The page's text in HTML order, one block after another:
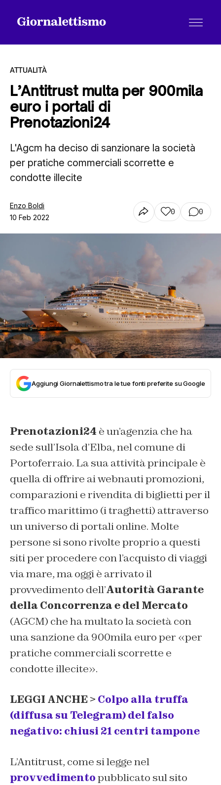
Tutti gli articoli
Chi siamo
ATTUALITÀ
L’Antitrust multa per 900mila
euro i portali di
Prenotazioni24
L'Agcm ha deciso di sanzionare la società
per pratiche commerciali scorrette e
condotte illecite
Enzo Boldi
10 Feb 2022
0 0
Aggiungi Giornalettismo tra le tue fonti preferite su Google
Prenotazioni24 è un’agenzia che ha
sede sull’Isola d’Elba, nel comune di
Portoferraio. La sua attività principale è
quella di offrire aiwebnautipromozioni,
comparazioni e rivendita di biglietti per il
traffico marittimo (i traghetti) attraverso
un universo di portali online. Molte
persone si sono rivolte proprio a questi
siti per procedere con l’acquisto di viaggi
via mare, ma oggi è arrivato il
provvedimento dell’Autorità Garante
della Concorrenza e del Mercato
(AGCM) che ha multato la società con
una sanzione da 900mila euro per «per
pratiche commerciali scorrette e
condotte illecite».
LEGGI ANCHE > Colpo alla truffa
(diffusa su Telegram) del falso
negativo: chiusi 21 centri tampone
L’Antitrust, come si legge nel
provvedimentopubblicato sul sito